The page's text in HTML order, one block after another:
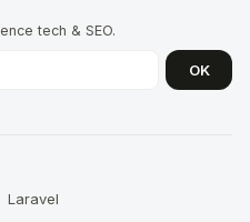
tech & SEO.
OK
Laravel